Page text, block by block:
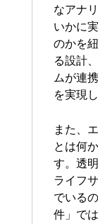
なアナ
いかに
のかを
る設計
ムが連
を実現
また、
とは何
す。透
ライフ
でいる
件」で